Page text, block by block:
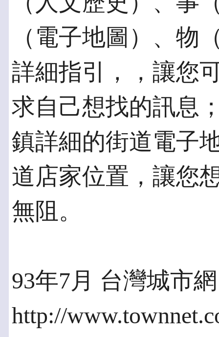
（電子地圖）、物
詳細指引，，讓您
求自己想找的訊息
鎮詳細的街道電子
道店家位置，讓您
無阻。
93年7月 台灣城市網
http://